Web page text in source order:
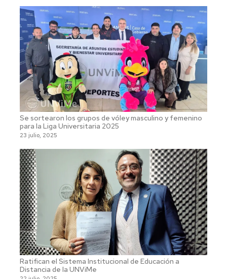
Se sortearon los grupos de vóley masculino y femenino
para la Liga Universitaria 2025
23 julio, 2025
Ratifican el Sistema Institucional de Educación a
Distancia de la UNViMe